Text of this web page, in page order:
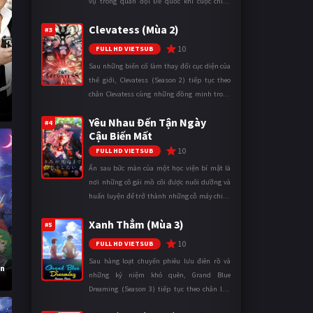
mặt trận. Dù sở hữu tài năn ...
#3 Clevatess (Mùa 2)
FULL HD VIETSUB 10
Sau những biến cố làm thay đổi cục diện của
thế giới, Clevatess (Season 2) tiếp tục theo
chân Clevatess cùng những đồng minh trong
loại đến bờ vực diệ ...
#4
Yêu Nhau Đến Tận Ngày
Cậu Biến Mất
FULL HD VIETSUB 10
Ẩn sau bức màn của một học viện bí mật là
nơi những cô gái mồ côi được nuôi dưỡng và
huấn luyện để trở thành những cỗ máy chiến
được xem là điều hiển nh ...
#5 Xanh Thẳm (Mùa 3)
FULL HD VIETSUB 10
Sau hàng loạt chuyến phiêu lưu điên rồ và
những kỷ niệm khó quên, Grand Blue
Dreaming (Season 3) tiếp tục theo chân Iori